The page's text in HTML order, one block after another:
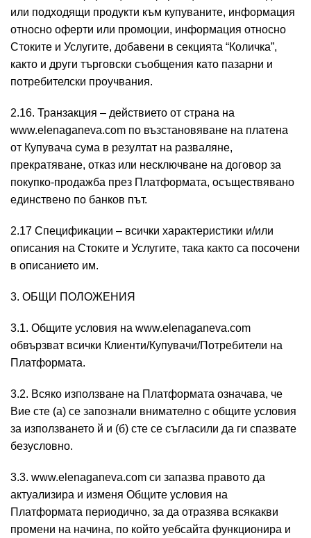
или подходящи продукти към купуваните, информация
относно оферти или промоции, информация относно
Стоките и Услугите, добавени в секцията “Количка”,
както и други търговски съобщения като пазарни и
потребителски проучвания.
2.16. Транзакция – действието от страна на
www.elenaganeva.com по възстановяване на платена
от Купувача сума в резултат на разваляне,
прекратяване, отказ или несключване на договор за
покупко-продажба през Платформата, осъществявано
единствено по банков път.
2.17 Спецификации – всички характеристики и/или
описания на Стоките и Услугите, така както са посочени
в описанието им.
3. ОБЩИ ПОЛОЖЕНИЯ
3.1. Общите условия на www.elenaganeva.com
обвързват всички Клиенти/Купувачи/Потребители на
Платформата.
3.2. Всяко използване на Платформата означава, че
Вие сте (а) се запознали внимателно с общите условия
за използването й и (б) сте се съгласили да ги спазвате
безусловно.
3.3. www.elenaganeva.com си запазва правото да
актуализира и изменя Общите условия на
Платформата периодично, за да отразява всякакви
промени на начина, по който уебсайта функционира и